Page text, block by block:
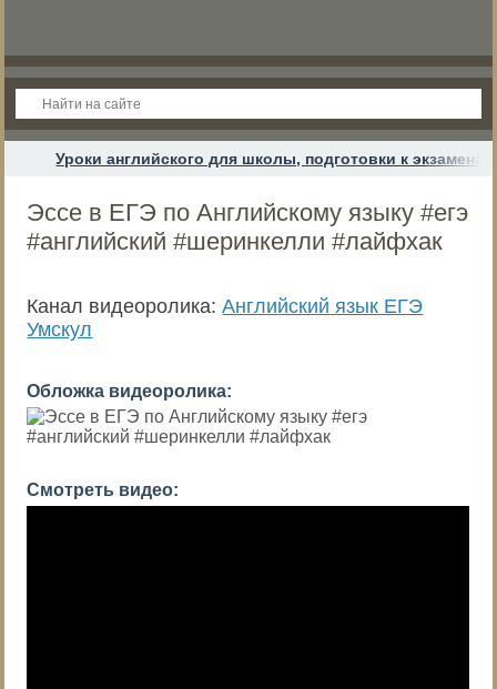
Уроки английского для школы, подготовки к
Эссе в ЕГЭ по Английскому языку #егэ
#английский #шеринкелли #лайфхак
Канал видеоролика:Английский язык ЕГЭ
Умскул
Обложка видеоролика:
Смотреть видео: